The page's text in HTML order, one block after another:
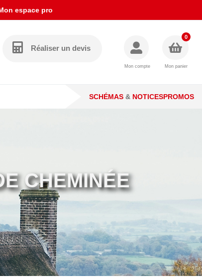
espace pro
Réaliser un devis
Mon compte Mon panier
0
SCHÉMAS & NOTICESPROMOS
CHEMINÉE